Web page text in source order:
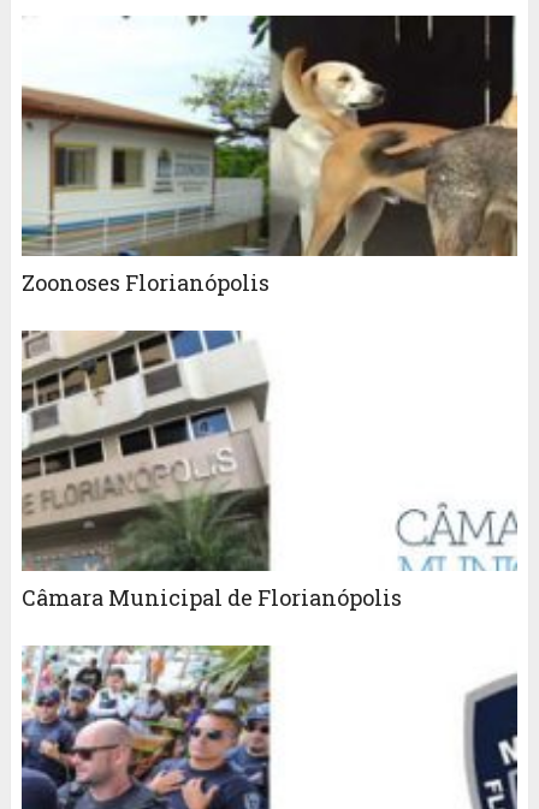
Zoonoses Florianópolis
Câmara Municipal de Florianópolis